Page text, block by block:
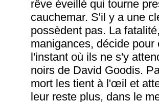
rêve éveillé qui tourne
cauchemar. S'il y a une
possèdent pas. La
manigances, décide
l'instant où ils ne s'y
noirs de David Goodis.
mort les tient à l'œil et
leur reste plus, dans le